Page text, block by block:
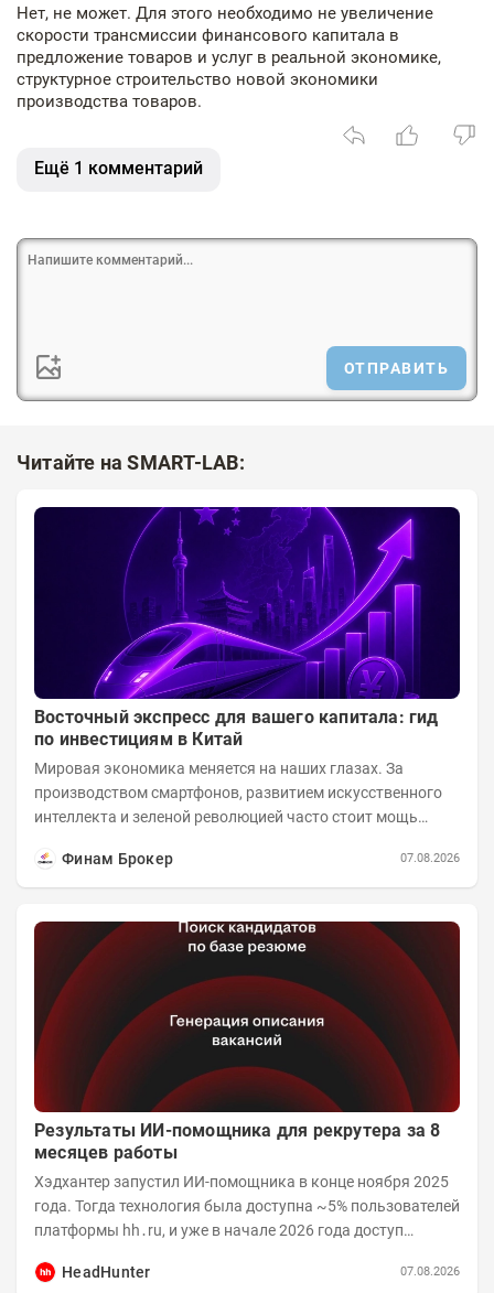
Нет, не может. Для этого необходимо не увеличение
скорости трансмиссии финансового капитала в
предложение товаров и услуг в реальной экономике,
структурное строительство новой экономики
производства товаров.
Ещё 1 комментарий
ОТПРАВИТЬ
Читайте на SMART-LAB:
Восточный экспресс для вашего капитала: гид
по инвестициям в Китай
Мировая экономика меняется на наших глазах. За
производством смартфонов, развитием искусственного
интеллекта и зеленой революцией часто стоит мощь
Финам Брокер
07.08.2026
Результаты ИИ-помощника для рекрутера за 8
месяцев работы
Хэдхантер запустил ИИ-помощника в конце ноября 2025
года. Тогда технология была доступна ~5% пользователей
платформы hh․ru, и уже в начале 2026 года доступ
HeadHunter
07.08.2026